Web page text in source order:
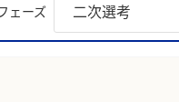
ェーズ